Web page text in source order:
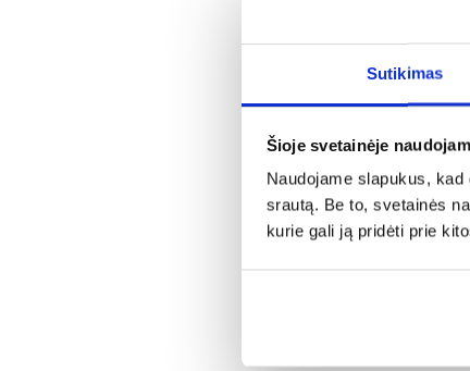
Sutikimas
Šioje svetainėje
Naudojame slapukus,
srautą. Be to, svetainės
kurie gali ją pridėti prie